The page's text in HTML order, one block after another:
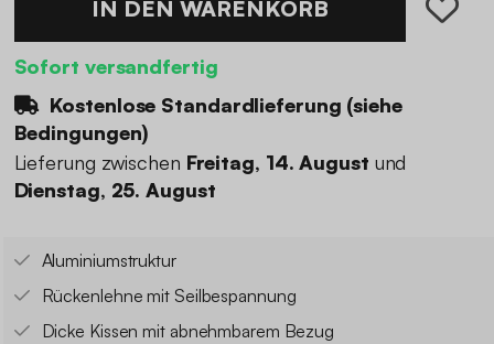
IN DEN WARENKORB
Sofort versandfertig
Kostenlose Standardlieferung (siehe
Bedingungen)
Lieferung zwischen Freitag, 14. August und
Dienstag, 25. August
Aluminiumstruktur
Rückenlehne mit Seilbespannung
Dicke Kissen mit abnehmbarem Bezug